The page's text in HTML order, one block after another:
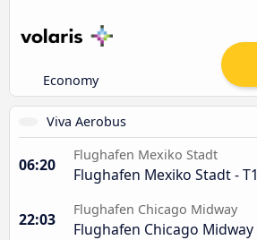
Economy
Viva Aerobus
06:20
Flughafen Mexiko Stadt
Flughafen Mexiko Stadt - T1
22:03
Flughafen Chicago Midway
Flughafen Chicago Midway